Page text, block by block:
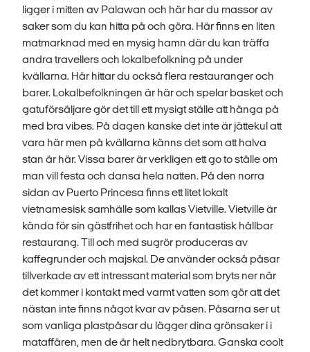
ligger i mitten av Palawan och här har du massor av
saker som du kan hitta på och göra. Här finns en liten
matmarknad med en mysig hamn där du kan träffa
andra travellers och lokalbefolkning på under
kvällarna. Här hittar du också flera restauranger och
barer. Lokalbefolkningen är här och spelar basket och
gatuförsäljare gör det till ett mysigt ställe att hänga på
med bra vibes. På dagen kanske det inte är jättekul att
vara här men på kvällarna känns det som att halva
stan är här. Vissa barer är verkligen ett go to ställe om
man vill festa och dansa hela natten. På den norra
sidan av Puerto Princesa finns ett litet lokalt
vietnamesisk samhälle som kallas Vietville. Vietville är
kända för sin gästfrihet och har en fantastisk hållbar
restaurang. Till och med sugrör produceras av
kaffegrunder och majskal. De använder också påsar
tillverkade av ett intressant material som bryts ner när
det kommer i kontakt med varmt vatten som gör att det
nästan inte finns något kvar av påsen. Påsarna ser ut
som vanliga plastpåsar du lägger dina grönsaker i i
mataffären, men de är helt nedbrytbara. Ganska coolt